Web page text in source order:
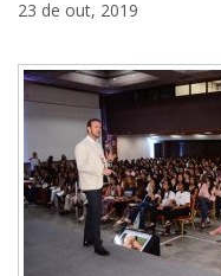
23 de out, 2019